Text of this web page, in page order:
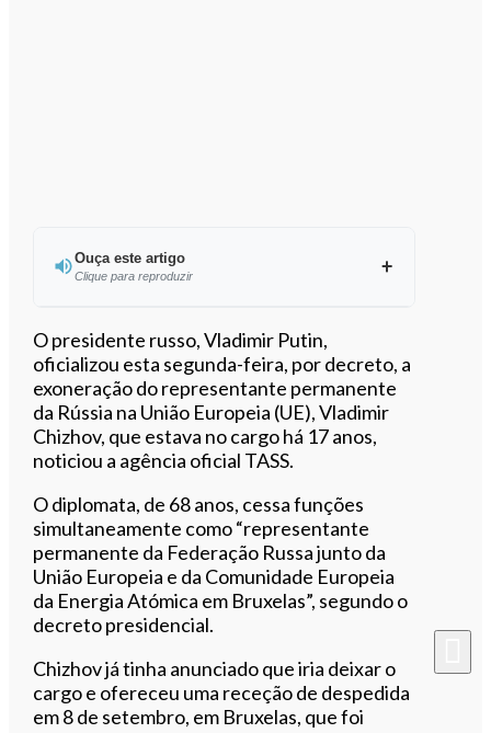
Ouça este artigo
Clique para reproduzir
Ouvir este artigo
O presidente russo, Vladimir Putin,
oficializou esta segunda-feira, por decreto, a
exoneração do representante permanente
da Rússia na União Europeia (UE), Vladimir
Chizhov, que estava no cargo há 17 anos,
noticiou a agência oficial TASS.
O diplomata, de 68 anos, cessa funções
simultaneamente como “representante
permanente da Federação Russa junto da
União Europeia e da Comunidade Europeia
da Energia Atómica em Bruxelas”, segundo o
decreto presidencial.
Chizhov já tinha anunciado que iria deixar o
cargo e ofereceu uma receção de despedida
em 8 de setembro, em Bruxelas, que foi